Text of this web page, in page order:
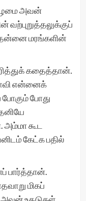
அவன்
வற்புறுத்தலுக்குப்
தென்னை மரங்களின்
கதைத்தான்.
என்னைக்
போது
கூட
கேட்க பதில்
பார்த்தான்.
மிகப்